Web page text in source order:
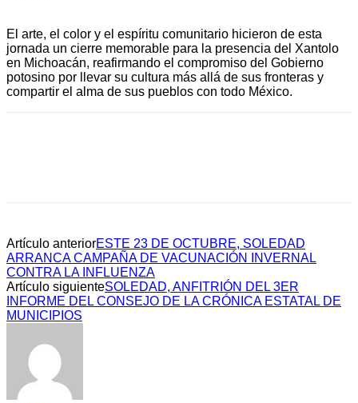
El arte, el color y el espíritu comunitario hicieron de esta
jornada un cierre memorable para la presencia del Xantolo
en Michoacán, reafirmando el compromiso del Gobierno
potosino por llevar su cultura más allá de sus fronteras y
compartir el alma de sus pueblos con todo México.
Artículo anteriorESTE 23 DE OCTUBRE, SOLEDAD
ARRANCA CAMPAÑA DE VACUNACIÓN INVERNAL
CONTRA LA INFLUENZA
Artículo siguienteSOLEDAD, ANFITRIÓN DEL 3ER
INFORME DEL CONSEJO DE LA CRÓNICA ESTATAL DE
MUNICIPIOS